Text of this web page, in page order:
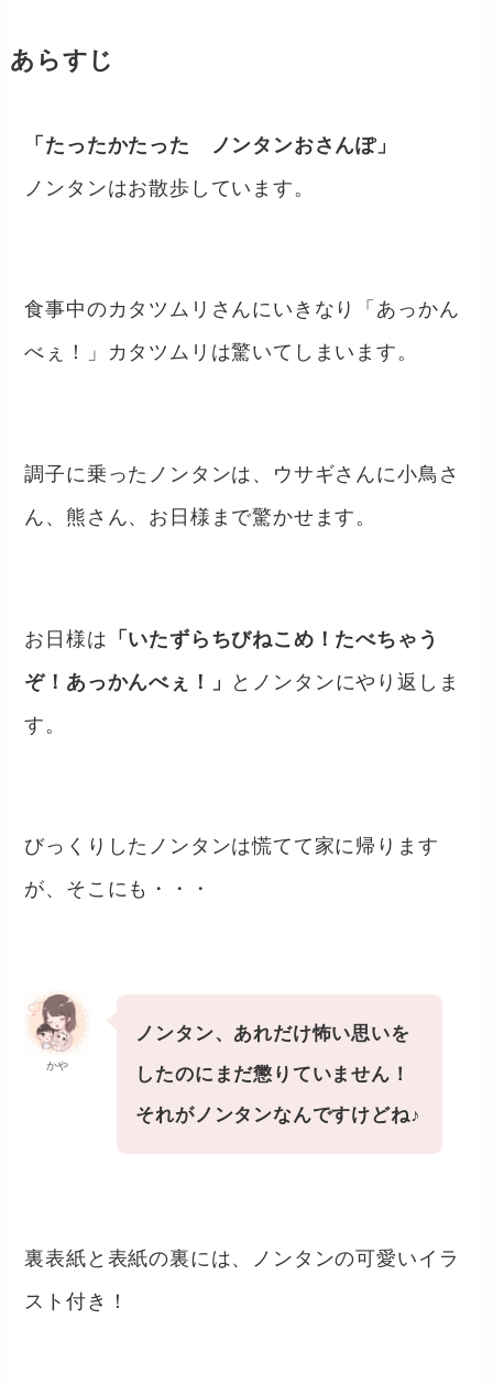
あらすじ
「たったかたった ノンタンおさんぽ」
ノンタンはお散歩しています。
食事中のカタツムリさんにいきなり「あっかん
べぇ！」カタツムリは驚いてしまいます。
調子に乗ったノンタンは、ウサギさんに小鳥さ
ん、熊さん、お日様まで驚かせます。
お日様は 「いたずらちびねこめ！たべちゃう
ぞ！あっかんべぇ！」
とノンタンにやり返しま
す。
びっくりしたノンタンは慌てて家に帰ります
が、そこにも・・・
かや
ノンタン、あれだけ怖い思いを
したのにまだ懲りていません！
それがノンタンなんですけどね♪
裏表紙と表紙の裏には、ノンタンの可愛いイラ
スト付き！